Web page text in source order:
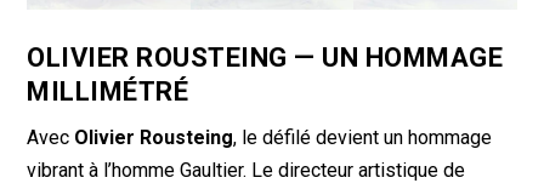
OLIVIER ROUSTEING — UN HOMMAGE
MILLIMÉTRÉ
Avec Olivier Rousteing, le défilé devient un hommage
vibrant à l’homme Gaultier. Le directeur artistique de